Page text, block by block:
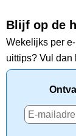
Blijf op de
Wekelijks per
uittips? Vul dan